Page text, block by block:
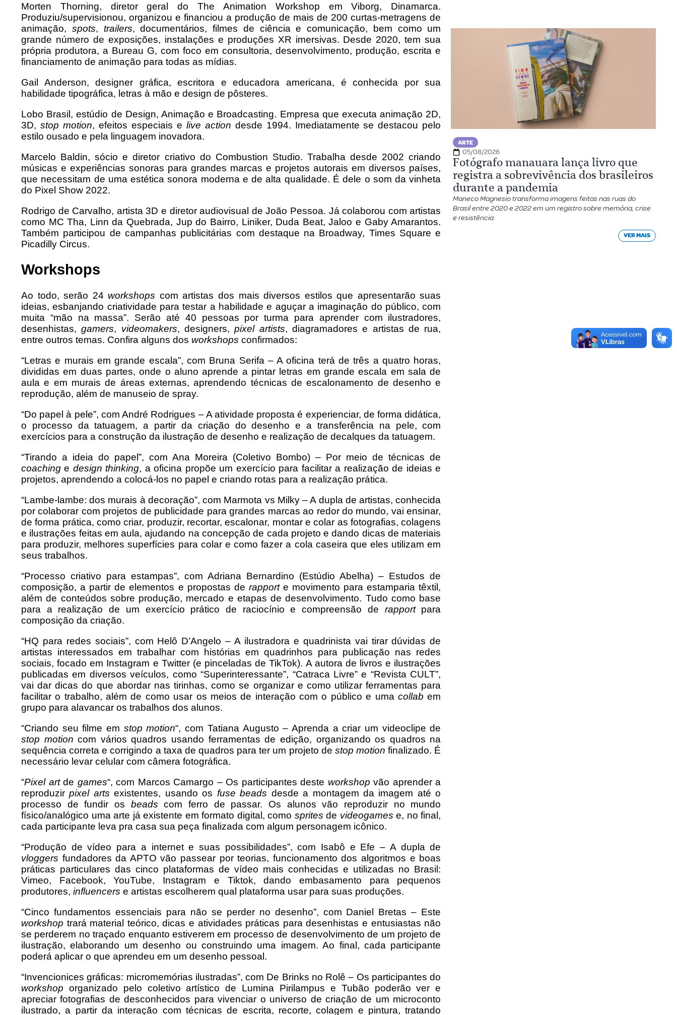
Morten Thorning, diretor geral do The Animation Workshop em Viborg, Dinamarca.
Produziu/supervisionou, organizou e financiou a produção de mais de 200 curtas-metragens de
animação, spots, trailers, documentários, filmes de ciência e comunicação, bem como um
grande número de exposições, instalações e produções XR imersivas. Desde 2020, tem sua
própria produtora, a Bureau G, com foco em consultoria, desenvolvimento, produção, escrita e
financiamento de animação para todas as mídias.
Gail Anderson, designer gráfica, escritora e educadora americana, é conhecida por sua
habilidade tipográfica, letras à mão e design de pôsteres.
Lobo Brasil, estúdio de Design, Animação e Broadcasting. Empresa que executa animação 2D,
3D, stop motion, efeitos especiais e live action desde 1994. Imediatamente se destacou pelo
estilo ousado e pela linguagem inovadora.
Marcelo Baldin, sócio e diretor criativo do Combustion Studio. Trabalha desde 2002 criando
músicas e experiências sonoras para grandes marcas e projetos autorais em diversos países,
que necessitam de uma estética sonora moderna e de alta qualidade. É dele o som da vinheta
do Pixel Show 2022.
Rodrigo de Carvalho, artista 3D e diretor audiovisual de João Pessoa. Já colaborou com artistas
como MC Tha, Linn da Quebrada, Jup do Bairro, Liniker, Duda Beat, Jaloo e Gaby Amarantos.
Também participou de campanhas publicitárias com destaque na Broadway, Times Square e
Picadilly Circus.
Workshops
Ao todo, serão 24 workshops com artistas dos mais diversos estilos que apresentarão suas
ideias, esbanjando criatividade para testar a habilidade e aguçar a imaginação do público, com
muita “mão na massa”. Serão até 40 pessoas por turma para aprender com ilustradores,
desenhistas,gamers, videomakers, designers,pixel artists, diagramadores e artistas de rua,
entre outros temas. Confira alguns dos workshops confirmados:
“Letras e murais em grande escala”, com Bruna Serifa – A oficina terá de três a quatro horas,
divididas em duas partes, onde o aluno aprende a pintar letras em grande escala em sala de
aula e em murais de áreas externas, aprendendo técnicas de escalonamento de desenho e
reprodução, além de manuseio de spray.
“Do papel à pele”, com André Rodrigues – A atividade proposta é experienciar, de forma didática,
o processo da tatuagem, a partir da criação do desenho e a transferência na pele, com
exercícios para a construção da ilustração de desenho e realização de decalques da tatuagem.
“Tirando a ideia do papel”, com Ana Moreira (Coletivo Bombo) – Por meio de técnicas de
coaching e design thinking, a oficina propõe um exercício para facilitar a realização de ideias e
projetos, aprendendo a colocá-los no papel e criando rotas para a realização prática.
“Lambe-lambe: dos murais à decoração”, com Marmota vs Milky – A dupla de artistas, conhecida
por colaborar com projetos de publicidade para grandes marcas ao redor do mundo, vai ensinar,
de forma prática, como criar, produzir, recortar, escalonar, montar e colar as fotografias, colagens
e ilustrações feitas em aula, ajudando na concepção de cada projeto e dando dicas de materiais
para produzir, melhores superfícies para colar e como fazer a cola caseira que eles utilizam em
seus trabalhos.
“Processo criativo para estampas”, com Adriana Bernardino (Estúdio Abelha) – Estudos de
composição, a partir de elementos e propostas de rapporte movimento para estamparia têxtil,
além de conteúdos sobre produção, mercado e etapas de desenvolvimento. Tudo como base
para a realização de um exercício prático de raciocínio e compreensão de rapportpara
composição da criação.
“HQ para redes sociais”, com Helô D’Angelo – A ilustradora e quadrinista vai tirar dúvidas de
artistas interessados em trabalhar com histórias em quadrinhos para publicação nas redes
sociais, focado em Instagram e Twitter (e pinceladas de TikTok). A autora de livros e ilustrações
publicadas em diversos veículos, como “Superinteressante”, “Catraca Livre” e “Revista CULT”,
vai dar dicas do que abordar nas tirinhas, como se organizar e como utilizar ferramentas para
facilitar o trabalho, além de como usar os meios de interação com o público e uma collab em
grupo para alavancar os trabalhos dos alunos.
“Criando seu filme em stop motion“, com Tatiana Augusto – Aprenda a criar um videoclipe de
stop motion com vários quadros usando ferramentas de edição, organizando os quadros na
sequência correta e corrigindo a taxa de quadros para ter um projeto de stop motion finalizado. É
necessário levar celular com câmera fotográfica.
“Pixel artde games“, com Marcos Camargo – Os participantes deste workshop vão aprender a
reproduzirpixel arts existentes, usando os fuse beads desde a montagem da imagem até o
processo de fundir os beads com ferro de passar. Os alunos vão reproduzir no mundo
físico/analógico uma arte já existente em formato digital, como sprites de videogames e, no final,
cada participante leva pra casa sua peça finalizada com algum personagem icônico.
“Produção de vídeo para a internet e suas possibilidades”, com Isabô e Efe – A dupla de
vloggers fundadores da APTO vão passear por teorias, funcionamento dos algoritmos e boas
práticas particulares das cinco plataformas de vídeo mais conhecidas e utilizadas no Brasil:
Vimeo, Facebook, YouTube, Instagram e Tiktok, dando embasamento para pequenos
produtores, influencers e artistas escolherem qual plataforma usar para suas produções.
“Cinco fundamentos essenciais para não se perder no desenho”, com Daniel Bretas – Este
workshop trará material teórico, dicas e atividades práticas para desenhistas e entusiastas não
se perderem no traçado enquanto estiverem em processo de desenvolvimento de um projeto de
ilustração, elaborando um desenho ou construindo uma imagem. Ao final, cada participante
poderá aplicar o que aprendeu em um desenho pessoal.
“Invencionices gráficas: micromemórias ilustradas”, com De Brinks no Rolê – Os participantes do
workshop organizado pelo coletivo artístico de Lumina Pirilampus e Tubão poderão ver e
apreciar fotografias de desconhecidos para vivenciar o universo de criação de um microconto
ilustrado, a partir da interação com técnicas de escrita, recorte, colagem e pintura, tratando
ARTE
05/08/2026
Fotógrafo manauara lança livro que
registra a sobrevivência dos brasileiros
durante a pandemia
Maneco Magnesio transforma imagens feitas nas ruas do
Brasil entre 2020 e 2022 em um registro sobre memória, crise
e resistência
VER MAIS